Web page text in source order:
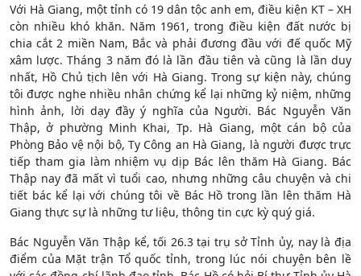
Với Hà Giang, một tỉnh có 19 dân tộc anh em, điều kiện KT – XH
còn nhiều khó khăn. Năm 1961, trong điều kiện đất nước bị
chia cắt 2 miền Nam, Bắc và phải đương đầu với đế quốc Mỹ
xâm lược. Tháng 3 năm đó là lần đầu tiên và cũng là lần duy
nhất, Hồ Chủ tịch lên với Hà Giang. Trong sự kiện này, chúng
tôi được nghe nhiều nhân chứng kể lại những kỷ niệm, những
hình ảnh, lời dạy đầy ý nghĩa của Người. Bác Nguyễn Văn
Thập, ở phường Minh Khai, Tp. Hà Giang, một cán bộ của
Phòng Bảo vệ nội bộ, Ty Công an Hà Giang, là người được trực
tiếp tham gia làm nhiệm vụ dịp Bác lên thăm Hà Giang. Bác
Thập nay đã mất vì tuổi cao, nhưng những câu chuyện và chi
tiết bác kể lại với chúng tôi về Bác Hồ trong lần lên thăm Hà
Giang thực sự là những tư liệu, thông tin cực kỳ quý giá.
Bác Nguyễn Văn Thập kể, tối 26.3 tại trụ sở Tỉnh ủy, nay là địa
điểm của Mặt trận Tổ quốc tỉnh, trong lúc nói chuyện bên lề